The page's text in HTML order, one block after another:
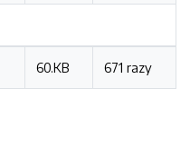
60.KB 671 razy